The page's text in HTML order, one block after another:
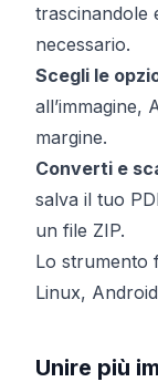
trascinandole
necessario.
Scegli le
all’immagine,
margine.
Converti e
salva il tuo
un file ZIP.
Lo strumento
Linux,
Unire più